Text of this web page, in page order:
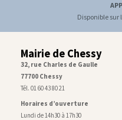
Disponible sur
Mairie de Chessy
32, rue Charles de Gaulle
77700 Chessy
Tél. 01 60 43 80 21
Horaires d’ouverture
Lundi de 14h30 à 17h30